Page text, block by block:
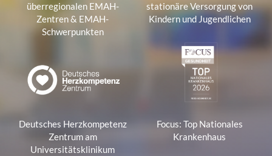
überregionalen EMAH-
Zentren & EMAH-
Schwerpunkten
stationäre Versorgung von
Kindern und Jugendlichen
Deutsches Herzkompetenz
Zentrum am
Universitätsklinikum
Focus: Top Nationales
Krankenhaus